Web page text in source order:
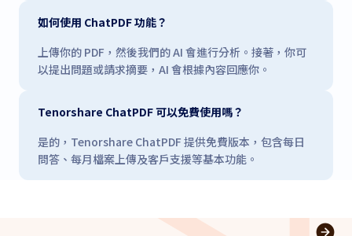
如何使用 ChatPDF 功能？
上傳你的 PDF，然後我們的 AI 會進行分析。接著，你可
以提出問題或請求摘要，AI 會根據內容回應你。
Tenorshare ChatPDF 可以免費使用嗎？
是的，Tenorshare ChatPDF 提供免費版本，包含每日
問答、每月檔案上傳及客戶支援等基本功能。